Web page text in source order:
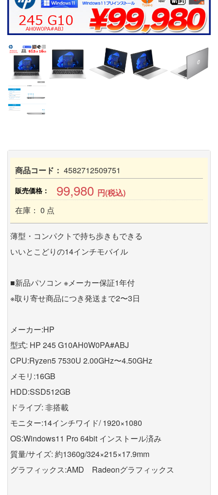
商品コード： 4582712509751
販売価格： 99,980 円(税込)
在庫： 0 点
薄型・コンパクトで持ち歩きもできる
いいとこどりの14インチモバイル
■新品パソコン ※メーカー保証1年付
※取り寄せ商品につき発送まで2〜3日
メーカー:HP
型式: HP 245 G10AH0W0PA#ABJ
CPU:Ryzen5 7530U 2.00GHz〜4.50GHz
メモリ:16GB
HDD:SSD512GB
ドライブ: 非搭載
モニター:14インチワイド/ 1920×1080
OS:Windows11 Pro 64bit インストール済み
質量/サイズ: 約1360g/324×215×17.9mm
グラフィックス:AMD Radeonグラフィックス